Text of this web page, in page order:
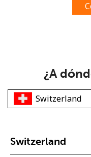
¿A
Switzerland